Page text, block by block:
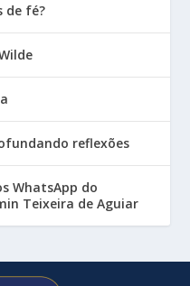
de fé?
reflexões
WhatsApp do
Teixeira de Aguiar